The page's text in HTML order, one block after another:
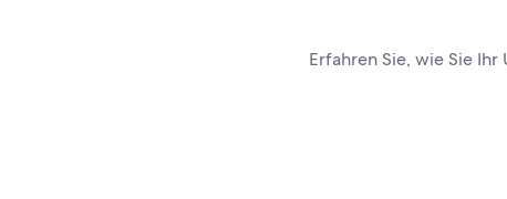
Erfahren Sie, wie Sie